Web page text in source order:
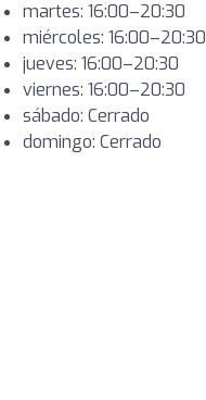
martes: 16:00–20:30
miércoles: 16:00–20:30
jueves: 16:00–20:30
viernes: 16:00–20:30
sábado: Cerrado
domingo: Cerrado